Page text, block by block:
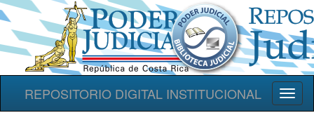
REPOSITORIO DIGITAL INSTITUCIONAL